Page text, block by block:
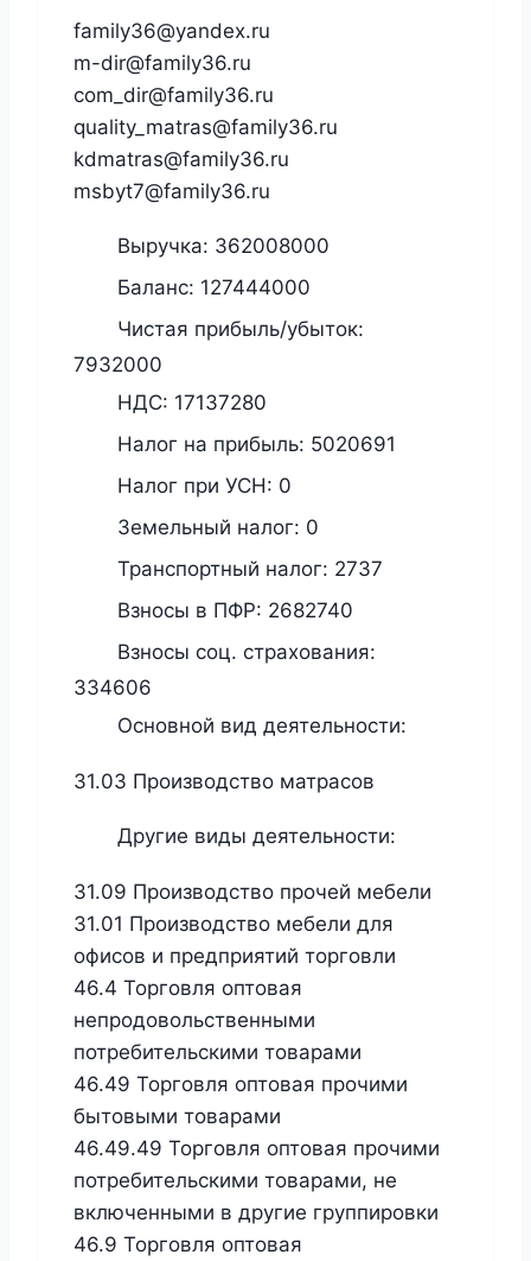
family36@yandex.ru
m-dir@family36.ru
com_dir@family36.ru
quality_matras@family36.ru
kdmatras@family36.ru
msbyt7@family36.ru
Выручка: 362008000
Баланс: 127444000
Чистая прибыль/убыток:
7932000
НДС: 17137280
Налог на прибыль: 5020691
Налог при УСН: 0
Земельный налог: 0
Транспортный налог: 2737
Взносы в ПФР: 2682740
Взносы соц. страхования:
334606
Основной вид деятельности:
31.03 Производство матрасов
Другие виды деятельности:
31.09 Производство прочей мебели
31.01 Производство мебели для
офисов и предприятий торговли
46.4 Торговля оптовая
непродовольственными
потребительскими товарами
46.49 Торговля оптовая прочими
бытовыми товарами
46.49.49 Торговля оптовая прочими
потребительскими товарами, не
включенными в другие группировки
46.9 Торговля оптовая